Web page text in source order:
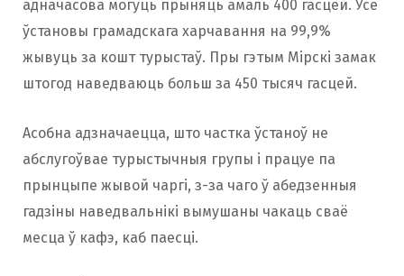
адначасова могуць прыняць амаль 400 гасцей. Усе
ўстановы грамадскага харчавання на 99,9%
жывуць за кошт турыстаў. Пры гэтым Мірскі замак
штогод наведваюць больш за 450 тысяч гасцей.
Асобна адзначаецца, што частка ўстаноў не
абслугоўвае турыстычныя групы і працуе па
прынцыпе жывой чаргі, з-за чаго ў абедзенныя
гадзіны наведвальнікі вымушаны чакаць сваё
месца ў кафэ, каб паесці.